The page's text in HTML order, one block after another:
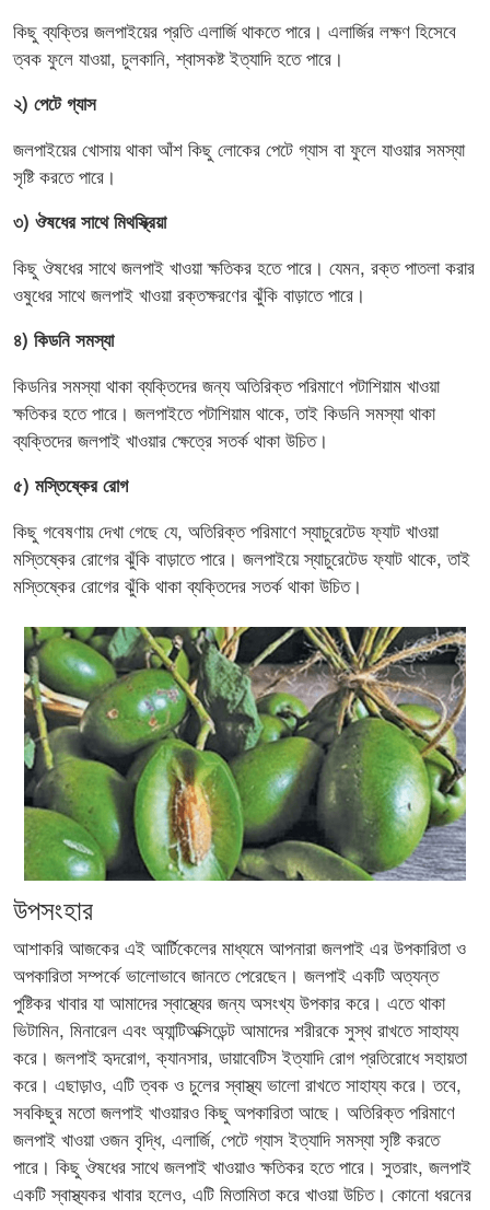
কিছু ব্যক্তির জলপাইয়ের প্রতি এলার্জি থাকতে পারে। এলার্জির লক্ষণ হিসেবে
ত্বক ফুলে যাওয়া, চুলকানি, শ্বাসকষ্ট ইত্যাদি হতে পারে।
২) পেটে গ্যাস
জলপাইয়ের খোসায় থাকা আঁশ কিছু লোকের পেটে গ্যাস বা ফুলে যাওয়ার সমস্যা
সৃষ্টি করতে পারে।
৩) ঔষধের সাথে মিথস্ক্রিয়া
কিছু ঔষধের সাথে জলপাই খাওয়া ক্ষতিকর হতে পারে। যেমন, রক্ত পাতলা করার
ওষুধের সাথে জলপাই খাওয়া রক্তক্ষরণের ঝুঁকি বাড়াতে পারে।
৪) কিডনি সমস্যা
কিডনির সমস্যা থাকা ব্যক্তিদের জন্য অতিরিক্ত পরিমাণে পটাশিয়াম খাওয়া
ক্ষতিকর হতে পারে। জলপাইতে পটাশিয়াম থাকে, তাই কিডনি সমস্যা থাকা
ব্যক্তিদের জলপাই খাওয়ার ক্ষেত্রে সতর্ক থাকা উচিত।
৫) মস্তিষ্কের রোগ
কিছু গবেষণায় দেখা গেছে যে, অতিরিক্ত পরিমাণে স্যাচুরেটেড ফ্যাট খাওয়া
মস্তিষ্কের রোগের ঝুঁকি বাড়াতে পারে। জলপাইয়ে স্যাচুরেটেড ফ্যাট থাকে, তাই
মস্তিষ্কের রোগের ঝুঁকি থাকা ব্যক্তিদের সতর্ক থাকা উচিত।
উপসংহার
আশাকরি আজকের এই আর্টিকেলের মাধ্যমে আপনারা জলপাই এর উপকারিতা ও
অপকারিতা সম্পর্কে ভালোভাবে জানতে পেরেছেন। জলপাই একটি অত্যন্ত
পুষ্টিকর খাবার যা আমাদের স্বাস্থ্যের জন্য অসংখ্য উপকার করে। এতে থাকা
ভিটামিন, মিনারেল এবং অ্যান্টিঅক্সিডেন্ট আমাদের শরীরকে সুস্থ রাখতে সাহায্য
করে। জলপাই হৃদরোগ, ক্যানসার, ডায়াবেটিস ইত্যাদি রোগ প্রতিরোধে সহায়তা
করে। এছাড়াও, এটি ত্বক ও চুলের স্বাস্থ্য ভালো রাখতে সাহায্য করে। তবে,
সবকিছুর মতো জলপাই খাওয়ারও কিছু অপকারিতা আছে। অতিরিক্ত পরিমাণে
জলপাই খাওয়া ওজন বৃদ্ধি, এলার্জি, পেটে গ্যাস ইত্যাদি সমস্যা সৃষ্টি করতে
পারে। কিছু ঔষধের সাথে জলপাই খাওয়াও ক্ষতিকর হতে পারে। সুতরাং, জলপাই
একটি স্বাস্থ্যকর খাবার হলেও, এটি মিতামিতা করে খাওয়া উচিত। কোনো ধরনের